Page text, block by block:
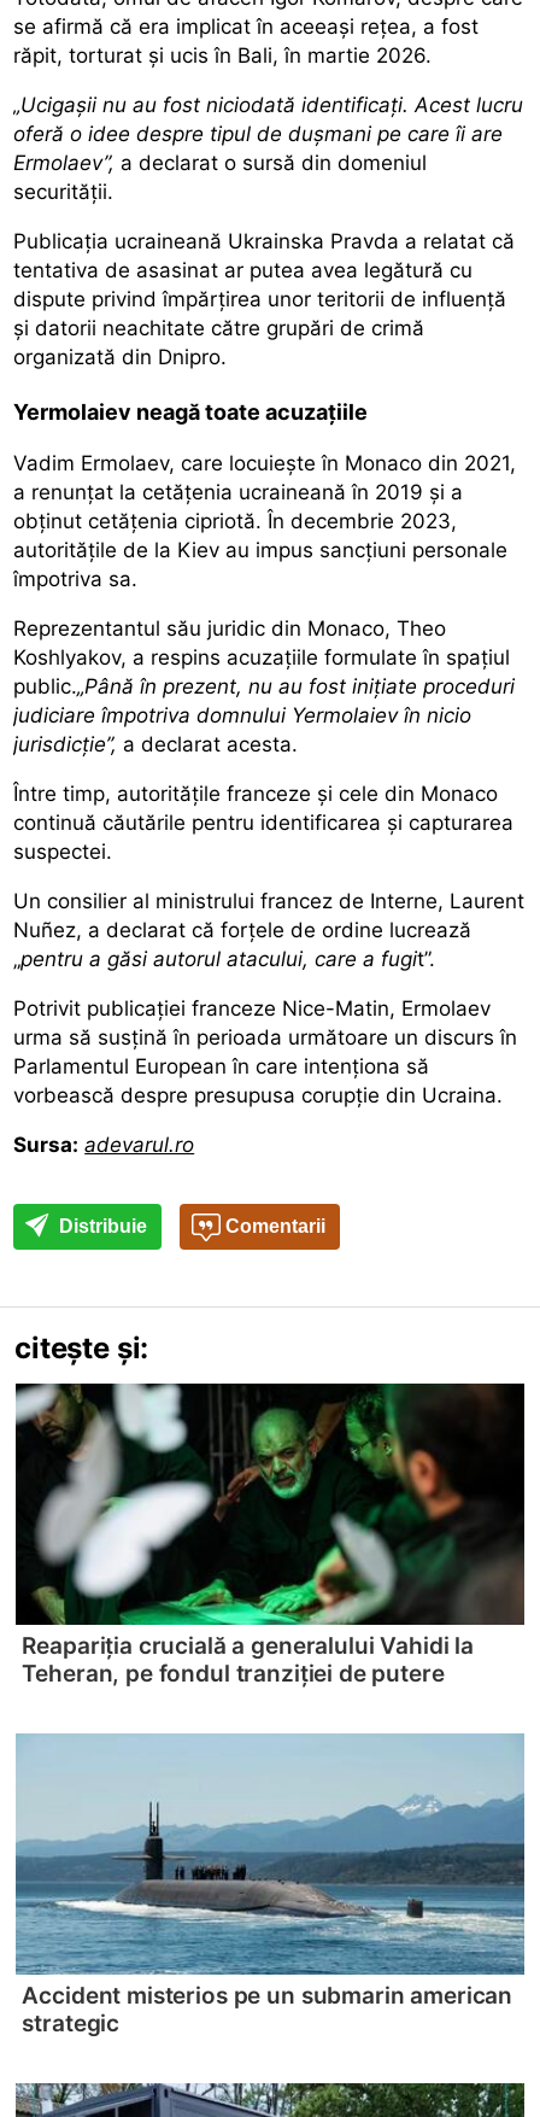
se afirmă că era implicat în aceeași rețea, a fost
răpit, torturat și ucis în Bali, în martie 2026.
„Ucigașii nu au fost niciodată identificați. Acest lucru
oferă o idee despre tipul de dușmani pe care îi are
Ermolaev”, a declarat o sursă din domeniul
securității.
Publicația ucraineană Ukrainska Pravda a relatat că
tentativa de asasinat ar putea avea legătură cu
dispute privind împărțirea unor teritorii de influență
și datorii neachitate către grupări de crimă
organizată din Dnipro.
Yermolaiev neagă toate acuzațiile
Vadim Ermolaev, care locuiește în Monaco din 2021,
a renunțat la cetățenia ucraineană în 2019 și a
obținut cetățenia cipriotă. În decembrie 2023,
autoritățile de la Kiev au impus sancțiuni personale
împotriva sa.
Reprezentantul său juridic din Monaco, Theo
Koshlyakov, a respins acuzațiile formulate în spațiul
public.„Până în prezent, nu au fost inițiate proceduri
judiciare împotriva domnului Yermolaiev în nicio
jurisdicție”, a declarat acesta.
Între timp, autoritățile franceze și cele din Monaco
continuă căutările pentru identificarea și capturarea
suspectei.
Un consilier al ministrului francez de Interne, Laurent
Nuñez, a declarat că forțele de ordine lucrează
„pentru a găsi autorul atacului, care a fugit”.
Potrivit publicației franceze Nice-Matin, Ermolaev
urma să susțină în perioada următoare un discurs în
Parlamentul European în care intenționa să
vorbească despre presupusa corupție din Ucraina.
Sursa: adevarul.ro
Distribuie Comentarii
citește și:
Reapariția crucială a generalului Vahidi la
Teheran, pe fondul tranziției de putere
Accident misterios pe un submarin american
strategic